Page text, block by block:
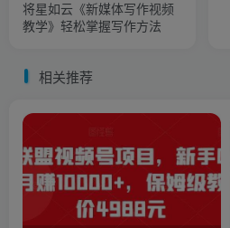
将星如云《新媒体写作视频
教学》轻松掌握写作方法
相关推荐